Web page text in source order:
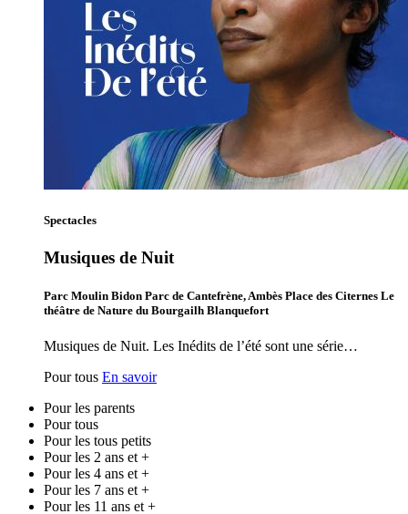
Spectacles
Musiques de Nuit
Parc Moulin Bidon Parc de Cantefrène, Ambès Place des Citernes Le
théâtre de Nature du Bourgailh Blanquefort
Musiques de Nuit. Les Inédits de l’été sont une série…
Pour tous En savoir
Pour les parents
Pour tous
Pour les tous petits
Pour les 2 ans et +
Pour les 4 ans et +
Pour les 7 ans et +
Pour les 11 ans et +